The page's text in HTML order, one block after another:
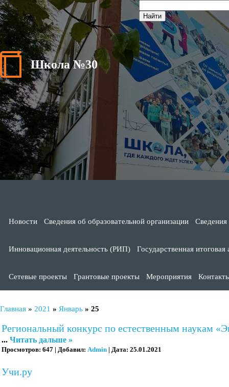
Школа №30
Новости Сведения об образовательной организации Сведения
Инновационная деятельность (РИП) Государственная итоговая
Сетевые проекты Грантовые проекты Мероприятия
Главная » 2021 » Январь » 25
Региональный конкурс по естественным наукам
... Читать дальше »
Просмотров: 647 | Добавил: Admin | Дата: 25.01.2021
Учи.ру